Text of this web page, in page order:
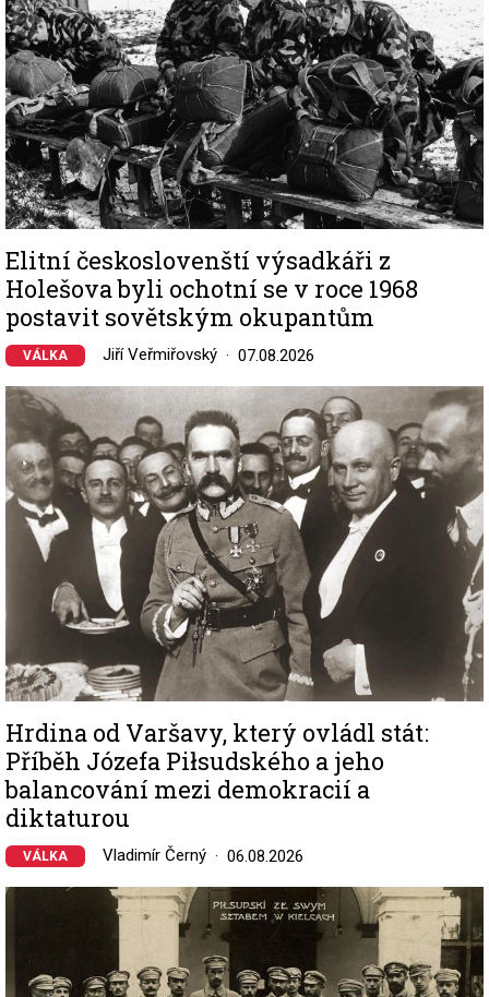
Elitní českoslovenští výsadkáři z
Holešova byli ochotní se v roce 1968
postavit sovětským okupantům
VÁLKA Jiří Veřmiřovský 07.08.2026
Image
Hrdina od Varšavy, který ovládl stát:
Příběh Józefa Piłsudského a jeho
balancování mezi demokracií a
diktaturou
VÁLKA Vladimír Černý 06.08.2026
Image